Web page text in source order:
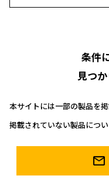
条件
見つか
本サイトには一部の製品を掲
掲載されていない製品につ